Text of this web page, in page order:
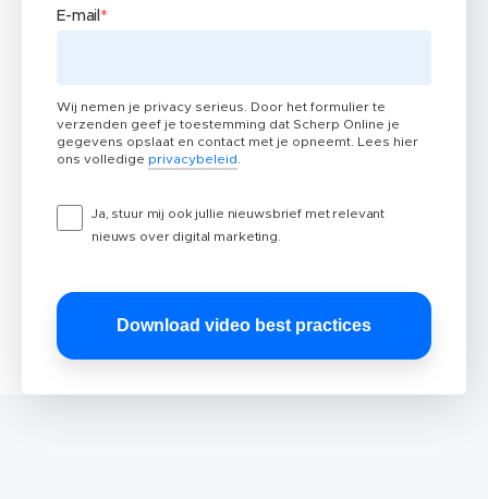
E-mail *
Wij nemen je privacy serieus. Door het formulier te
verzenden geef je toestemming dat Scherp Online je
gegevens opslaat en contact met je opneemt. Lees hier
ons volledige privacybeleid
Ja, stuur mij ook jullie nieuwsbrief met relevant
nieuws over digital marketing.